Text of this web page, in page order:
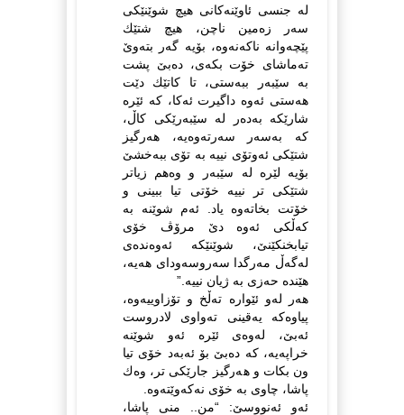
له‌ جنسی ئاوێنه‌كانی هیچ شوێنێكی
سه‌ر زه‌مین ناچن، هیچ شتێك
پێچه‌وانه‌ ناكه‌نه‌وه‌، بۆیه‌ گه‌ر بته‌وێ
ته‌ماشای خۆت بكه‌ی، ده‌بێ پشت
به‌ سێبه‌ر ببه‌ستی، تا كاتێك دێت
هه‌ستی ئه‌وه‌ داگیرت ئه‌كا، كه‌ ئێره‌
شارێكه‌ به‌ده‌ر له‌ سێبه‌رێكی كاڵ،
كه‌ به‌سه‌ر سه‌رته‌وه‌یه‌، هه‌رگیز
شتێكی ئه‌وتۆی نییه‌ به‌ تۆی ببه‌خشێ
بۆیه‌ لێره‌ له‌ سێبه‌ر و وه‌هم زیاتر
شتێكی تر نییه‌ خۆتی تیا ببینی و
خۆتت بخاته‌وه‌ یاد. ئه‌م شوێنه‌ به‌
كه‌ڵكی ئه‌وه‌ دێ مرۆڤ خۆی
تیابخنكێنێ، شوێنێكه‌ ئه‌وه‌نده‌ی
له‌گه‌ڵ مه‌رگدا سه‌روسه‌ودای هه‌یه‌،
هێنده‌ حه‌زی به‌ ژیان نییه‌.”
هه‌ر له‌و ئێواره‌ ته‌ڵخ و تۆزاوییه‌وه‌،
پیاوه‌كه‌ یه‌قینی ته‌واوی لادروست
ئه‌بێ، له‌وه‌ی ئێره‌ ئه‌و شوێنه‌
خراپه‌یه‌، كه‌ ده‌بێ بۆ ئه‌به‌د خۆی تیا
ون بكات و هه‌رگیز جارێكی تر، وه‌ك
پاشا، چاوی به‌ خۆی نه‌كه‌وێته‌وه‌.
ئه‌و ئه‌نووسێ: “من.. منی پاشا،